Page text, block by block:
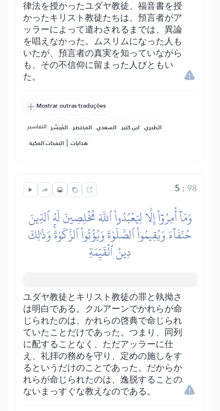
律法を授かったユダヤ教徒、福音書を授
かったキリスト教徒たちは、預言者がア
ッラーによって遣わされるまでは、異論
を唱えなかった。ムスリムになった人も
いたが、預言者の真実を知っていながら
も、その不信仰に留まった人びともい
た。
Mostrar outras traduções
التفاسير: المُيسَّر المختصر السعدي ابن كثير الطبري
النفحات المكية | هدايات
5 :98
وَمَآ أُمِرُوٓاْ إِلَّا لِيَعۡبُدُواْ ٱللَّهَ مُخۡلِصِينَ لَهُ ٱلدِّينَ
حُنَفَآءَ وَيُقِيمُواْ ٱلصَّلَوٰةَ وَيُؤۡتُواْ ٱلزَّكَوٰةَۚ وَذَٰلِكَ
دِينُ ٱلۡقَيِّمَةِ
ユダヤ教徒とキリスト教徒の罪と執拗さ
は明白である。クルアーンでかれらが命
じられたのは、かれらの啓典で命じられ
ていたことだけであった。つまり、同列
に配することなく、ただアッラーに仕
え、礼拝の務めを守り、定めの施しをす
るというだけのことであった。だからか
れらが命じられたのは、逸脱することの
ないまっすぐな教えなのである。